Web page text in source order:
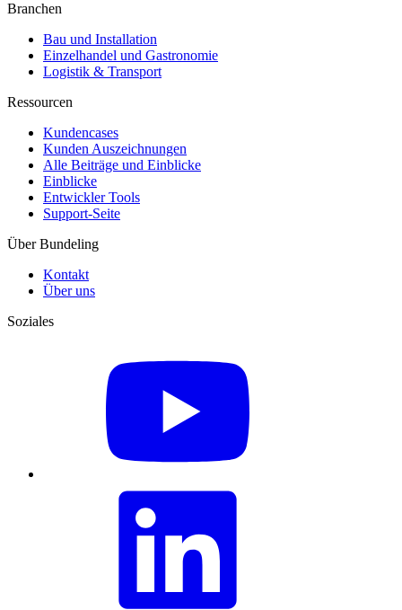
Branchen
Bau und Installation
Einzelhandel und Gastronomie
Logistik & Transport
Ressourcen
Kundencases​
Kunden Auszeichnungen
Alle Beiträge und Einblicke
Einblicke
Entwickler Tools
Support-Seite
Über Bundeling
Kontakt
Über uns
Soziales